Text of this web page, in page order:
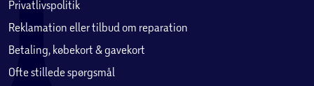
Privatlivspolitik
Reklamation eller tilbud om reparation
Betaling, købekort & gavekort
Ofte stillede spørgsmål